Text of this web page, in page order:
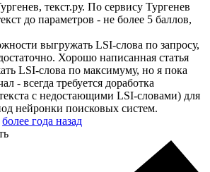
текст.ру. По сервису Тургенев
до параметров - не более 5 баллов,
выгружать LSI-слова по запросу,
Хорошо написанная статья
LSI-слова по максимуму, но я пока
- всегда требуется доработка
с недостающими LSI-словами) для
нейронки поисковых систем.
более года назад